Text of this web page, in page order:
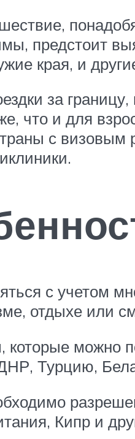
предстоит
края, и
за
что и для
с
с учетом
отдыхе или
можно
Турцию,
Кипр и